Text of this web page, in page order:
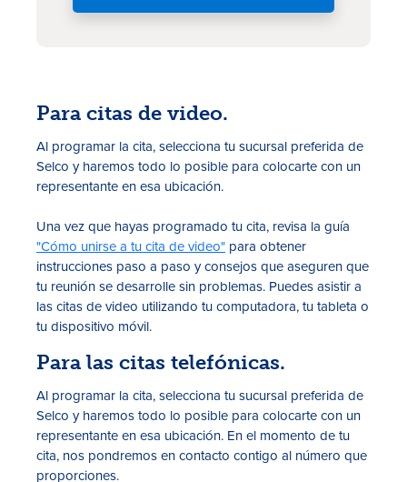
Para citas de video.
Al programar la cita, selecciona tu sucursal preferida de
Selco y haremos todo lo posible para colocarte con un
representante en esa ubicación.
Una vez que hayas programado tu cita, revisa la guía
"Cómo unirse a tu cita de video" para obtener
instrucciones paso a paso y consejos que aseguren que
tu reunión se desarrolle sin problemas. Puedes asistir a
las citas de video utilizando tu computadora, tu tableta o
tu dispositivo móvil.
Para las citas telefónicas.
Al programar la cita, selecciona tu sucursal preferida de
Selco y haremos todo lo posible para colocarte con un
representante en esa ubicación. En el momento de tu
cita, nos pondremos en contacto contigo al número que
proporciones.